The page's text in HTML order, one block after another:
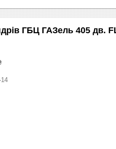
ГБЦ ГАЗель 405 дв.